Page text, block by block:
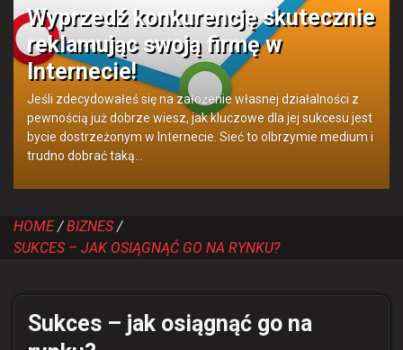
Wyprzedź konkurencję skutecznie
reklamując swoją firmę w
Internecie!
Jeśli zdecydowałeś się na założenie własnej działalności z
pewnością już dobrze wiesz, jak kluczowe dla jej sukcesu jest
bycie dostrzeżonym w Internecie. Sieć to olbrzymie medium i
trudno dobrać taką…
HOME
BIZNES
SUKCES – JAK OSIĄGNĄĆ GO NA RYNKU?
Sukces – jak osiągnąć go na